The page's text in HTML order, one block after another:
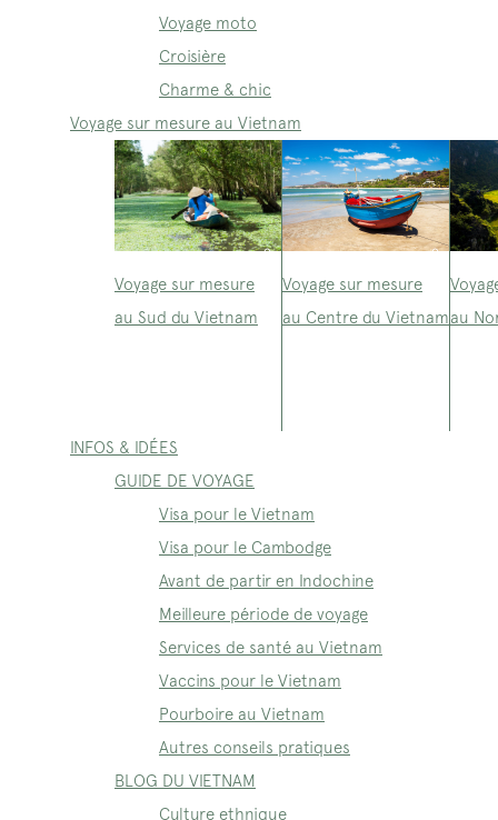
Voyage moto
Croisière
Charme & chic
Voyage sur mesure au Vietnam
Voyage sur mesure
au Sud du Vietnam
Voyage sur mesure
au Centre du Vietnamau
INFOS & IDÉES
GUIDE DE VOYAGE
Visa pour le Vietnam
Visa pour le Cambodge
Avant de partir en Indochine
Meilleure période de voyage
Services de santé au Vietnam
Vaccins pour le Vietnam
Pourboire au Vietnam
Autres conseils pratiques
BLOG DU VIETNAM
Culture ethnique